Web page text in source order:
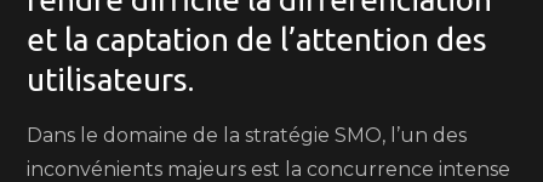
et la captation de l’attention des
utilisateurs.
Dans le domaine de la stratégie SMO, l’un des
inconvénients majeurs est la concurrence intense